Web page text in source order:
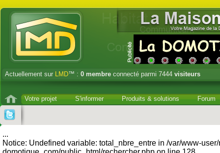
Actuellement sur LMD™ : 0 membre connecté parmi 7444 visiteurs
Votre projet S'informer Produits & solutions Forum
...
Notice: Undefined variable: total_nbre_entre in /var/www-